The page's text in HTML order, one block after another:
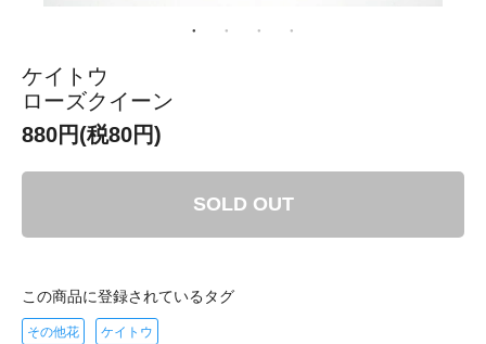
ケイトウ
ローズクイーン
880円(税80円)
SOLD OUT
この商品に登録されているタグ
その他花 ケイトウ